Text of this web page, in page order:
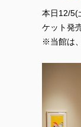
本日12/5(
ケット発
※当館は